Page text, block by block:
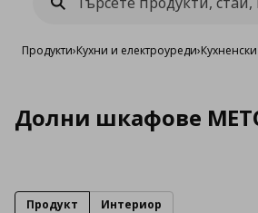
Продукти›Кухни и електроуреди›
Долни шкафове
Продукт Интериор